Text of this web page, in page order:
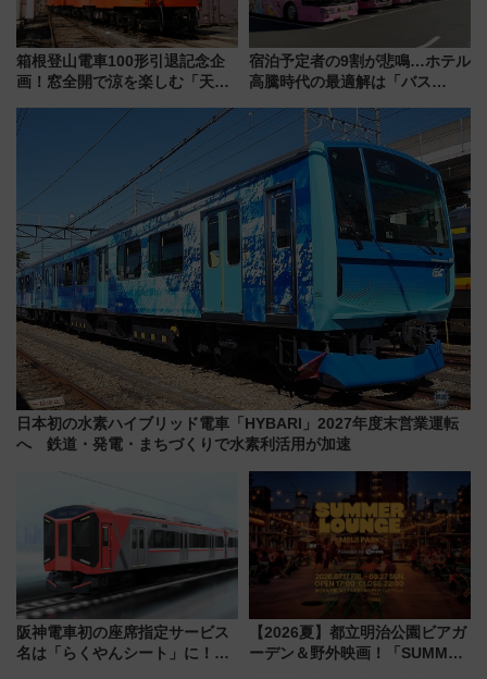
箱根登山電車100形引退記念企
画！窓全開で涼を楽しむ「天然
発売
宿泊予定者の9割が悲鳴…ホテル
高騰時代の最適解は「バス
した、推し活遠征や観光時のリ
アルな懐事情
日本初の水素ハイブリッド電車「HYBARI」2027年度末営業運転
へ 鉄道・発電・まちづくりで水素利活用が加速
阪神電車初の座席指定サービス
名は「らくやんシート」に！新
【2026夏】都立明治公園ビアガ
ーデン＆野外映画！「SUMMER